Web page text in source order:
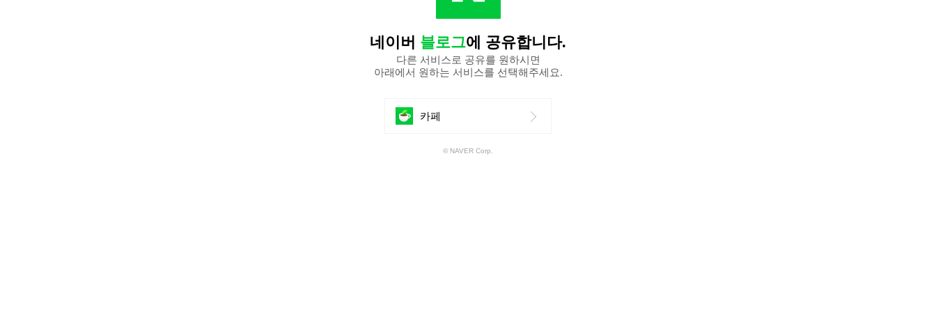
네이버 블로그에 공유합니다.
다른 서비스로 공유를 원하시면
아래에서 원하는 서비스를 선택해주세요.
카페
공
© NAVER Corp.